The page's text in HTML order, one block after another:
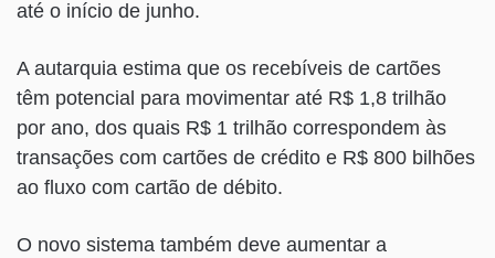
até o início de junho.
A autarquia estima que os recebíveis de cartões
têm potencial para movimentar até R$ 1,8 trilhão
por ano, dos quais R$ 1 trilhão correspondem às
transações com cartões de crédito e R$ 800 bilhões
ao fluxo com cartão de débito.
O novo sistema também deve aumentar a